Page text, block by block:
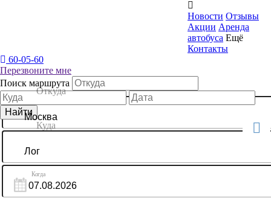

Новости Отзывы
Акции Аренда
автобуса Ещё
Контакты
60-05-60
Перезвоните мне
Поиск маршрута